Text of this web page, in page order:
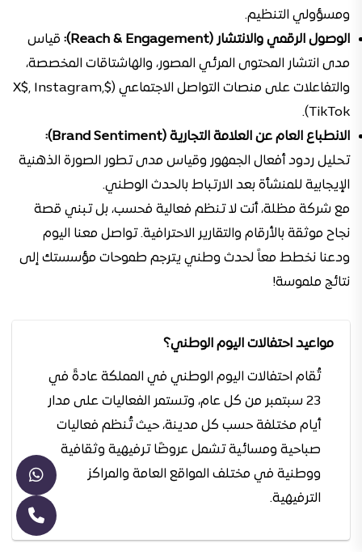
ومسؤولي التنظيم.
الوصول الرقمي والانتشار (Reach & Engagement):
قياس
مدى انتشار المحتوى المرئي المصور، والهاشتاقات المخصصة،
والتفاعلات على منصات التواصل الاجتماعي ($X$, Instagram,
TikTok).
الانطباع العام عن العلامة التجارية (Brand Sentiment):
تحليل ردود أفعال الجمهور وقياس مدى تطور الصورة الذهنية
الإيجابية للمنشأة بعد الارتباط بالحدث الوطني.
مع شركة مظلة، أنت لا تنظم فعالية فحسب، بل تبني قصة
نجاح موثقة بالأرقام والتقارير الاحترافية. تواصل معنا اليوم
ودعنا نخطط معاً لحدث وطني يترجم طموحات مؤسستك إلى
نتائج ملموسة!
مواعيد احتفالات اليوم الوطني؟
تُقام احتفالات اليوم الوطني في المملكة عادةً في
23 سبتمبر من كل عام، وتستمر الفعاليات على مدار
أيام مختلفة حسب كل مدينة، حيث تُنظم فعاليات
صباحية ومسائية تشمل عروضًا ترفيهية وثقافية
ووطنية في مختلف المواقع العامة والمراكز
الترفيهية.